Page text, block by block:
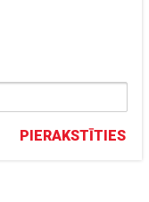
PIERAKSTĪTIES